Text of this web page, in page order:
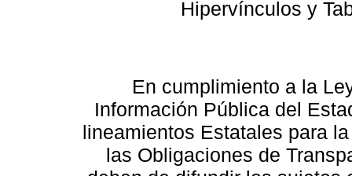
Hipervínculos y
En cumplimiento a la
Información Pública del
lineamientos Estatales para
las Obligaciones de